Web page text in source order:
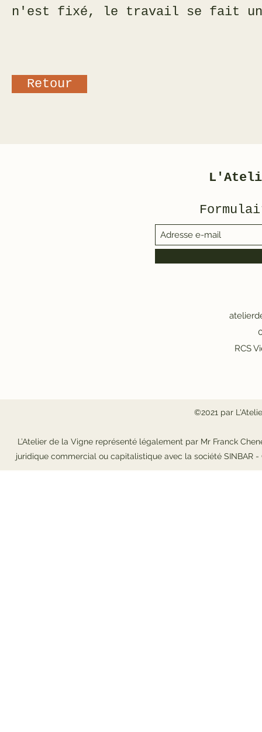
n'est fixé, le travail se fait
Retour
RCS
©2021 par
L’Atelier de la Vigne représenté légalement par Mr Franck
juridique commercial ou capitalistique avec la société SINBAR